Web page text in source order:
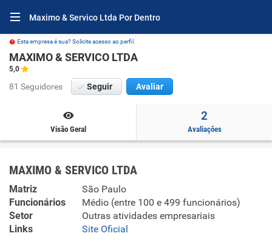
Maximo & Servico Ltda Por Dentro
Esta empresa é sua? Solicite acesso ao perfil.
MAXIMO & SERVICO LTDA
5,0
81 Seguidores Seguir Avaliar
Visão Geral
2
Avaliações
MAXIMO & SERVICO LTDA
Matriz
São Paulo
Funcionários
Médio (entre 100 e 499 funcionários)
Setor
Outras atividades empresariais
Links
Site Oficial